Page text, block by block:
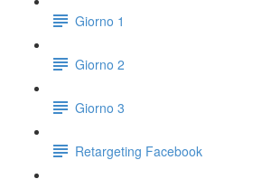
Giorno 1
Giorno 2
Giorno 3
Retargeting Facebook